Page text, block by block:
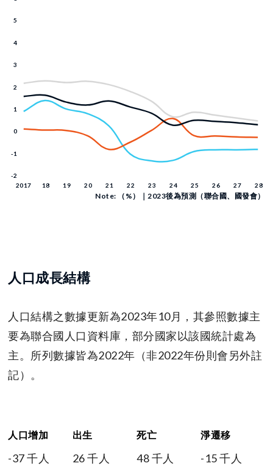
Note: （%）｜2023後為預測（聯合國、國發會）
人口成長結構
人口結構之數據更新為2023年10月，其參照數據主
要為聯合國人口資料庫，部分國家以該國統計處為
主。所列數據皆為2022年（非2022年份則會另外註
記）。
人口增加
-37 千人
出生
26 千人
死亡
48 千人
淨遷移
-15 千人